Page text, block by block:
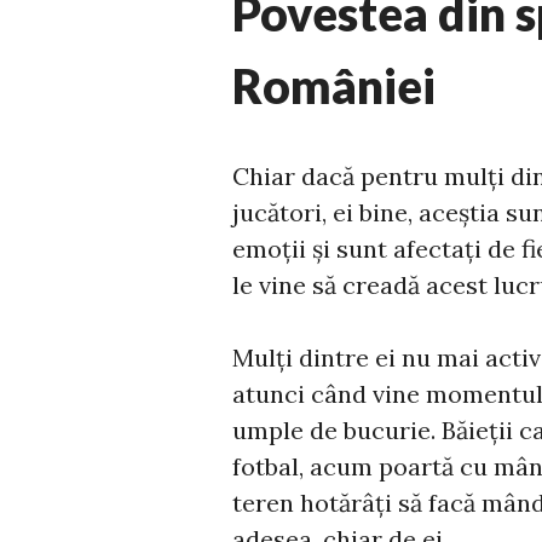
Povestea din
României
Chiar dacă pentru mulți
jucători, ei bine, aceștia
emoții și sunt afectați de
le vine să creadă acest
Mulți dintre ei nu mai
atunci când vine
umple de bucurie. Băieții
fotbal, acum poartă cu
teren hotărâți să facă